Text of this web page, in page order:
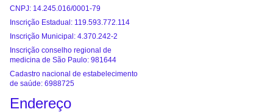
CNPJ: 14.245.016/0001-79
Inscrição Estadual: 119.593.772.114
Inscrição Municipal: 4.370.242-2
Inscrição conselho regional de
medicina de São Paulo: 981644
Cadastro nacional de estabelecimento
de saúde: 6988725
Endereço